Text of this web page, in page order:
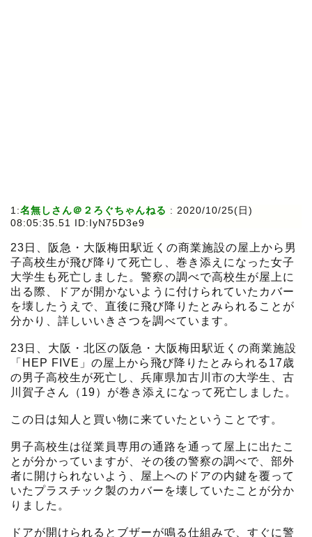
1:名無しさん＠２ろぐちゃんねる : 2020/10/25(日)
08:05:35.51 ID:IyN75D3e9
23日、阪急・大阪梅田駅近くの商業施設の屋上から男
子高校生が飛び降りて死亡し、巻き添えになった女子
大学生も死亡しました。警察の調べで高校生が屋上に
出る際、ドアが開かないように付けられていたカバー
を壊したうえで、直後に飛び降りたとみられることが
分かり、詳しいいきさつを調べています。
23日、大阪・北区の阪急・大阪梅田駅近くの商業施設
「HEP FIVE」の屋上から飛び降りたとみられる17歳
の男子高校生が死亡し、兵庫県加古川市の大学生、古
川賀子さん（19）が巻き添えになって死亡しました。
この日は知人と買い物に来ていたということです。
男子高校生は従業員専用の通路を通って屋上に出たこ
とが分かっていますが、その後の警察の調べで、部外
者に開けられないよう、屋上へのドアの内鍵を覆って
いたプラスチック製のカバーを壊していたことが分か
りました。
ドアが開けられるとブザーが鳴る仕組みで、すぐに警